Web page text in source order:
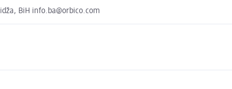
BiH info.ba@orbico.com